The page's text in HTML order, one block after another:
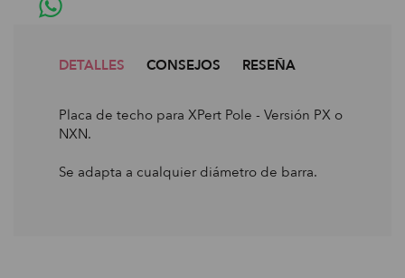
DETALLES CONSEJOS RESEÑA
Placa de techo para XPert Pole - Versión PX o
NXN.
Se adapta a cualquier diámetro de barra.